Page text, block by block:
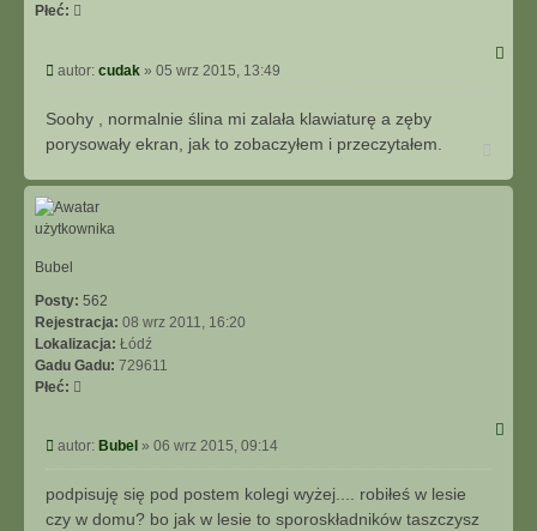
Płeć:
P
s
autor: cudak » 05 wrz 2015, 13:49
Soohy , normalnie ślina mi zalała klawiaturę a zęby
porysowały ekran, jak to zobaczyłem i przeczytałem.
g
Bubel
Posty: 562
Rejestracja: 08 wrz 2011, 16:20
Lokalizacja: Łódź
Gadu Gadu: 729611
Płeć:
P
o
s
autor: Bubel » 06 wrz 2015, 09:14
podpisuję się pod postem kolegi wyżej.... robiłeś w lesie
czy w domu? bo jak w lesie to sporoskładników taszczysz